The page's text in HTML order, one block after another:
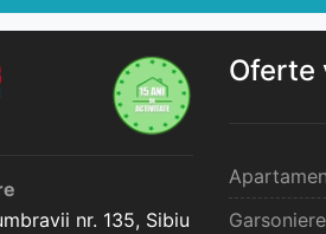
nr. 135, Sibiu
Oferte